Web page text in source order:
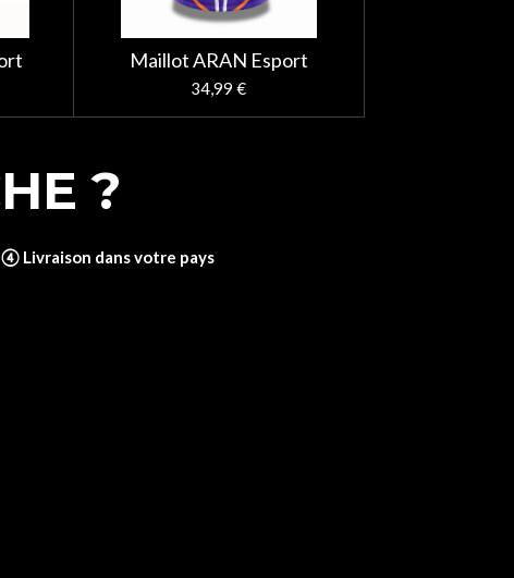
Maillot ARAN Esport
34,99 €
?
④ Livraison dans votre pays